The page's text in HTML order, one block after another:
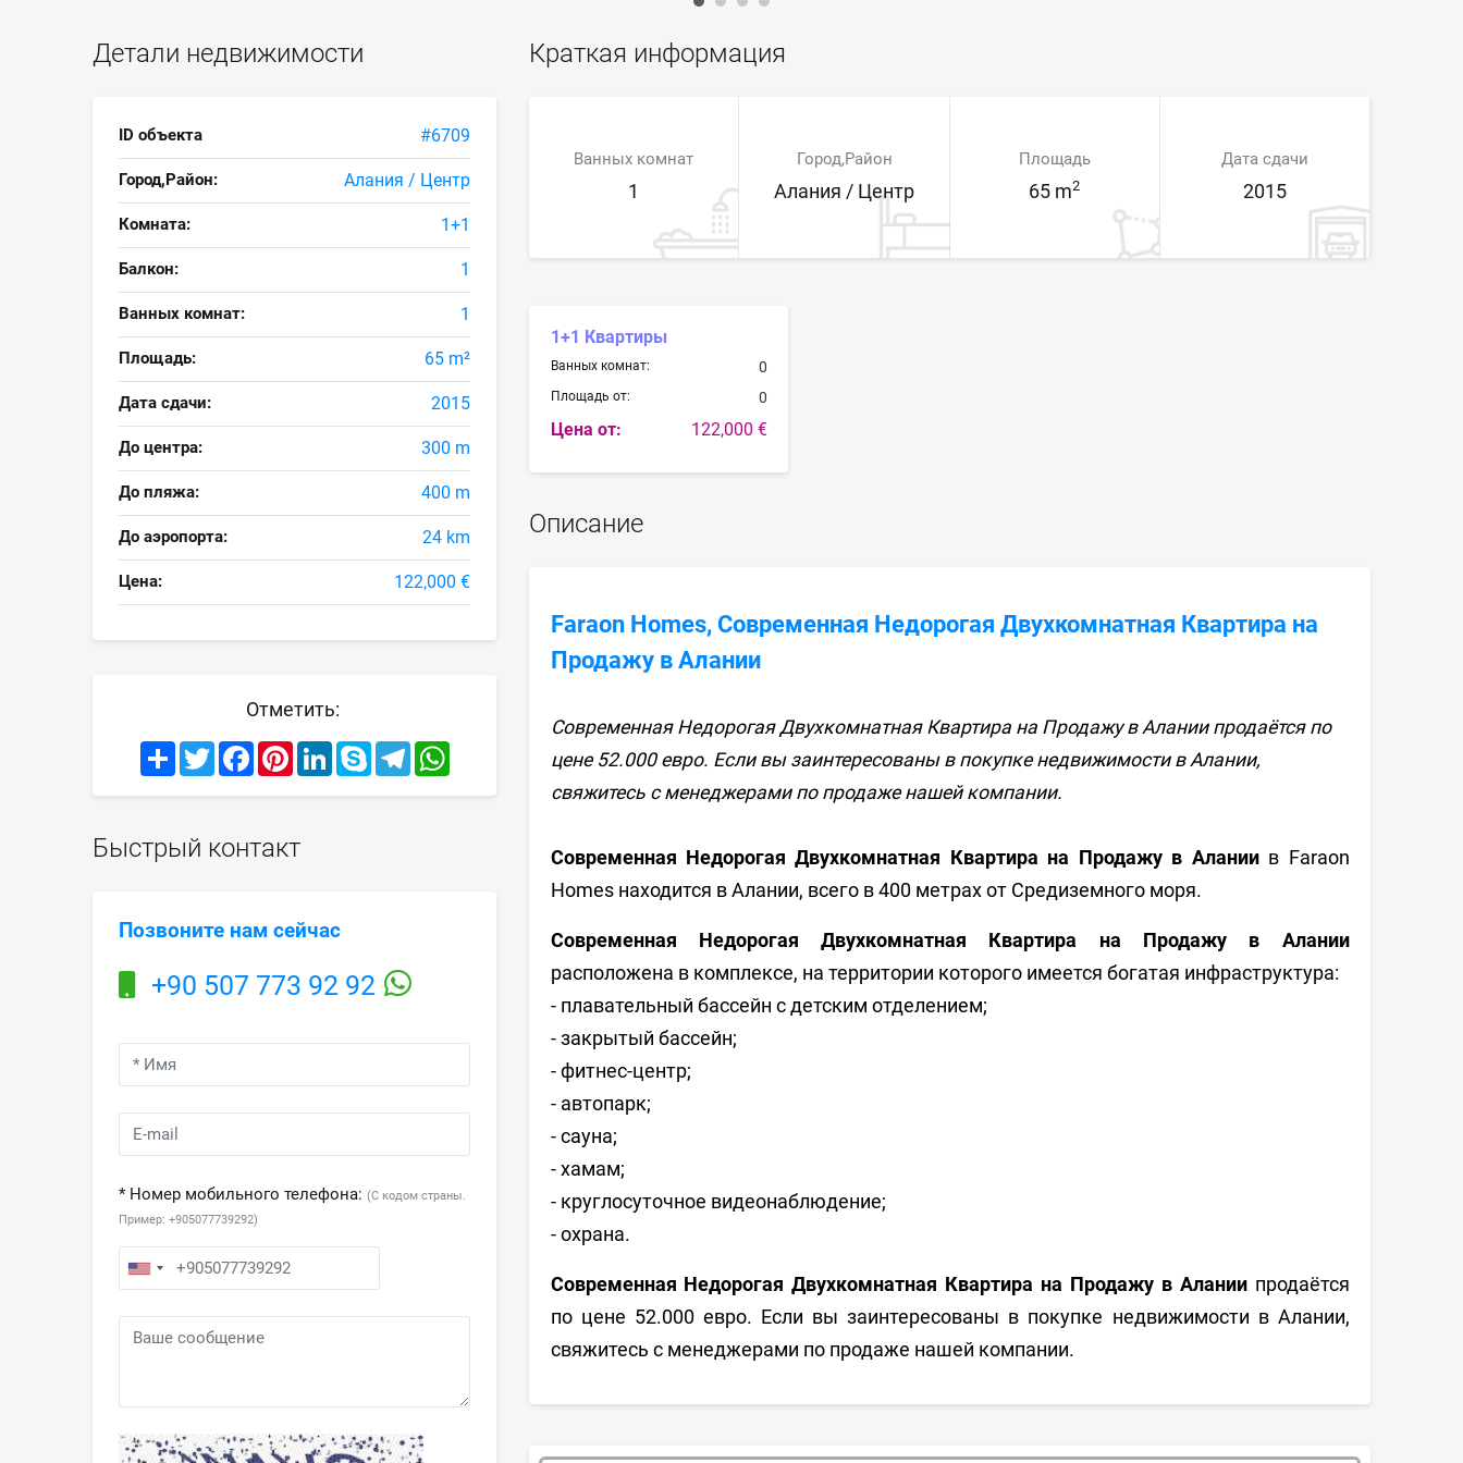
Детали недвижимости
ID объекта #6709
Город,Район: Алания / Центр
Комната: 1+1
Балкон: 1
Ванных комнат: 1
Площадь: 65 m²
Дата сдачи: 2015
До центра: 300 m
До пляжа: 400 m
До аэропорта: 24 km
Цена: 122,000 €
Отметить:
ShareTwitterFacebookPinterestLinkedInSkypeTelegramWhatsApp
Быстрый контакт
Позвоните нам сейчас
+90 507 773 92 92
* Номер мобильного телефона: (С кодом страны.
Пример: +905077739292)
Краткая информация
Ванных комнат
1
Город,Район
Алания / Центр
Площадь
65 m2
Дата сдачи
2015
1+1 Квартиры
Ванных комнат: 0
Площадь от: 0
Цена от: 122,000 €
Описание
Faraon Homes, Современная Недорогая Двухкомнатная Квартира на
Продажу в Алании
Современная Недорогая Двухкомнатная Квартира на Продажу в Алании продаётся по
цене 52.000 евро. Если вы заинтересованы в покупке недвижимости в Алании,
свяжитесь с менеджерами по продаже нашей компании.
Современная Недорогая Двухкомнатная Квартира на Продажу в Аланиив Faraon
Homes находится в Алании, всего в 400 метрах от Средиземного моря.
Современная Недорогая Двухкомнатная Квартира на Продажу в Алании
расположена в комплексе, на территории которого имеется богатая инфраструктура:
- плавательный бассейн с детским отделением;
- закрытый бассейн;
- фитнес-центр;
- автопарк;
- сауна;
- хамам;
- круглосуточное видеонаблюдение;
- охрана.
Современная Недорогая Двухкомнатная Квартира на Продажу в Аланиипродаётся
по цене 52.000 евро. Если вы заинтересованы в покупке недвижимости в Алании,
свяжитесь с менеджерами по продаже нашей компании.